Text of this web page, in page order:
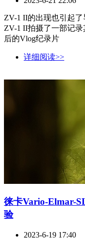
ZV-1 II的出现也引起
ZV-1 II拍摄了一部记
后的Vlog纪录片
详细阅读>>
徕卡Vario-Elmar-
验
2023-6-19 17:40